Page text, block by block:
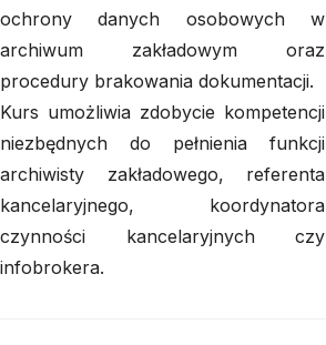
ochrony danych osobowych w
archiwum zakładowym oraz
procedury brakowania dokumentacji.
Kurs umożliwia zdobycie kompetencji
niezbędnych do pełnienia funkcji
archiwisty zakładowego, referenta
kancelaryjnego, koordynatora
czynności kancelaryjnych czy
infobrokera.